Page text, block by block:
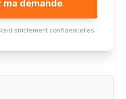
ma demande
strictement confidentielles.